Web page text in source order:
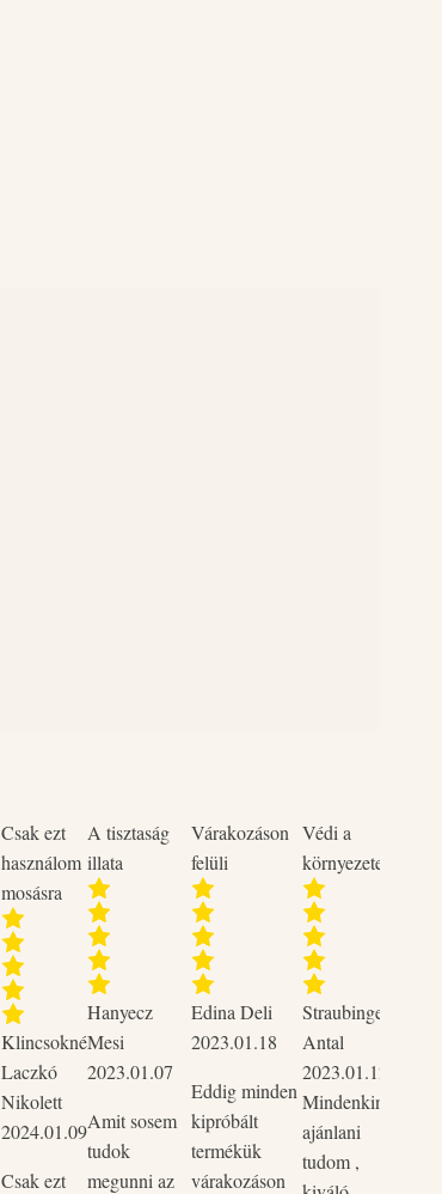
Csak ezt
használom
mosásra
Klincsokné
Laczkó
Nikolett
2024.01.09
Csak ezt
A tisztaság
illata
Hanyecz
Mesi
2023.01.07
Amit sosem
tudok
megunni az
Várakozáson
felüli
Edina Deli
2023.01.18
Eddig minden
kipróbált
termékük
várakozáson
Védi a
környezetet
Straubinger
Antal
2023.01.12
Mindenkinek
ajánlani
tudom ,